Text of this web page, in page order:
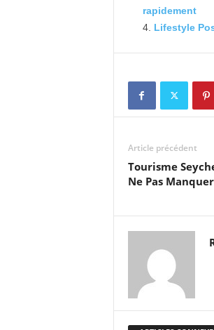
rapidement
Lifestyle
Article précédent
Tourisme
Ne Pas